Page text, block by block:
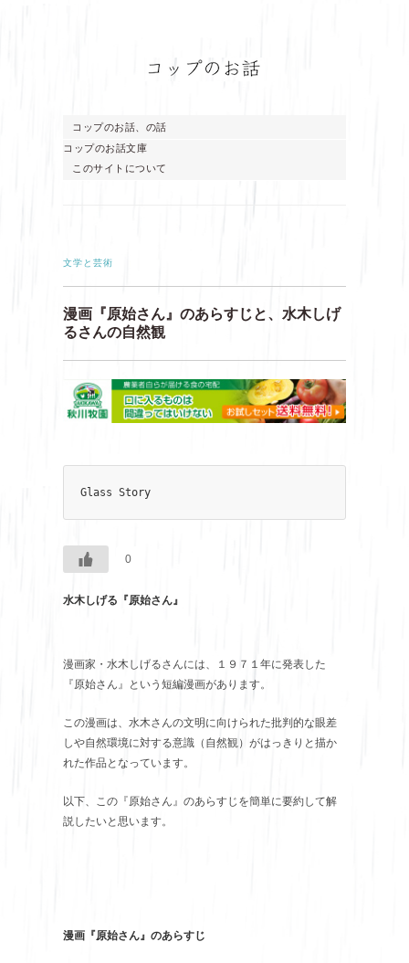
コップのお話、の話
コップのお話文庫
このサイトについて
文学と芸術
漫画『原始さん』のあらすじと、水木しげ
るさんの自然観
Glass Story
0
水木しげる『原始さん』
漫画家・水木しげるさんには、１９７１年に発表した
『原始さん』という短編漫画があります。
この漫画は、水木さんの文明に向けられた批判的な眼差
しや自然環境に対する意識（自然観）がはっきりと描か
れた作品となっています。
以下、この『原始さん』のあらすじを簡単に要約して解
説したいと思います。
漫画『原始さん』のあらすじ